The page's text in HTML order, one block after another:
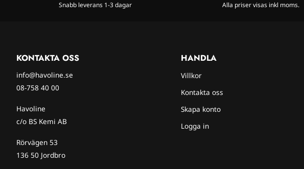
Snabb leverans 1-3 dagar Alla priser visas inkl moms.
KONTAKTA OSS
info@havoline.se
08-758 40 00
Havoline
c/o BS Kemi AB
Rörvägen 53
136 50 Jordbro
HANDLA
Villkor
Kontakta oss
Skapa konto
Logga in